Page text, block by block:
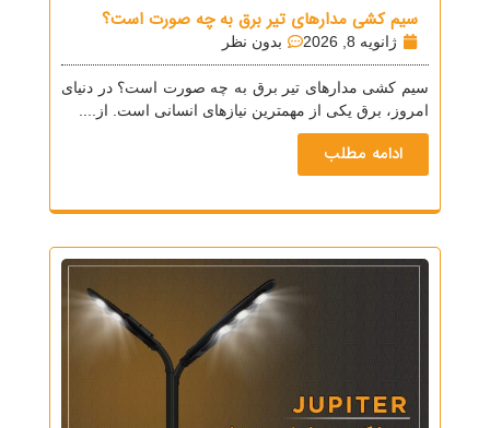
سیم کشی مدارهای تیر برق به چه صورت است؟
ژانویه 8, 2026 بدون نظر
سیم کشی مدارهای تیر برق به چه صورت است؟ در دنیای
امروز، برق یکی از مهمترین نیازهای انسانی است. از....
ادامه مطلب